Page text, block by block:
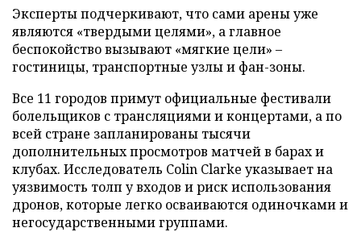
Эксперты подчеркивают, что сами арены уже
являются «твердыми целями», а главное
беспокойство вызывают «мягкие цели» –
гостиницы, транспортные узлы и фан-зоны.
Все 11 городов примут официальные фестивали
болельщиков с трансляциями и концертами, а по
всей стране запланированы тысячи
дополнительных просмотров матчей в барах и
клубах. Исследователь Colin Clarke указывает на
уязвимость толп у входов и риск использования
дронов, которые легко осваиваются одиночками и
негосударственными группами.